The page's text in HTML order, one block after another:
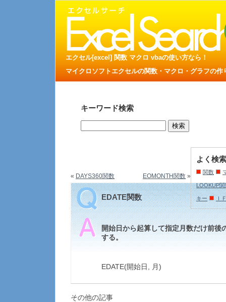
エクセル[excel] 関数 マクロ vbaの使い方なら！
マイクロソフトエクセルの関数・マクロ・グラフの
キーワード検索
よく検
関数
LOOKUP関
キー Ｉ
« DAYS360関数 EOMONTH関数 »
EDATE関数
開始日から起算して指定月数だけ前後
する。
EDATE(開始日, 月)
その他の記事